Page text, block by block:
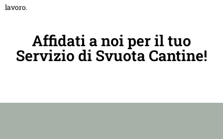
lavoro.
Affidati a noi per il tuo
Servizio di Svuota Cantine!